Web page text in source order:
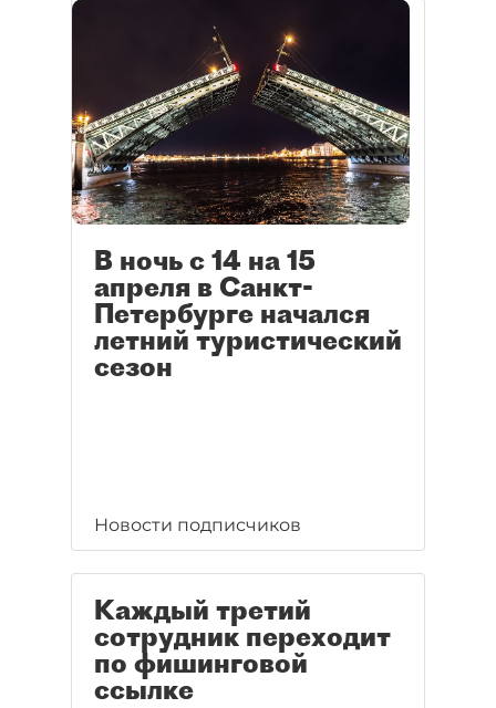
В ночь с 14 на 15
апреля в Санкт-
Петербурге начался
летний туристический
сезон
Новости подписчиков
Каждый третий
сотрудник переходит
по фишинговой
ссылке